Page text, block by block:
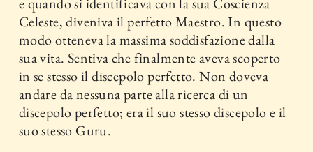
Celeste, diveniva il perfetto Maestro. In questo
modo otteneva la massima soddisfazione dalla
sua vita. Sentiva che finalmente aveva scoperto
in se stesso il discepolo perfetto. Non doveva
andare da nessuna parte alla ricerca di un
discepolo perfetto; era il suo stesso discepolo e il
suo stesso Guru.